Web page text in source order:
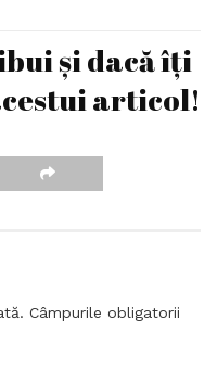
și dacă îți
articol!
Câmpurile obligatorii